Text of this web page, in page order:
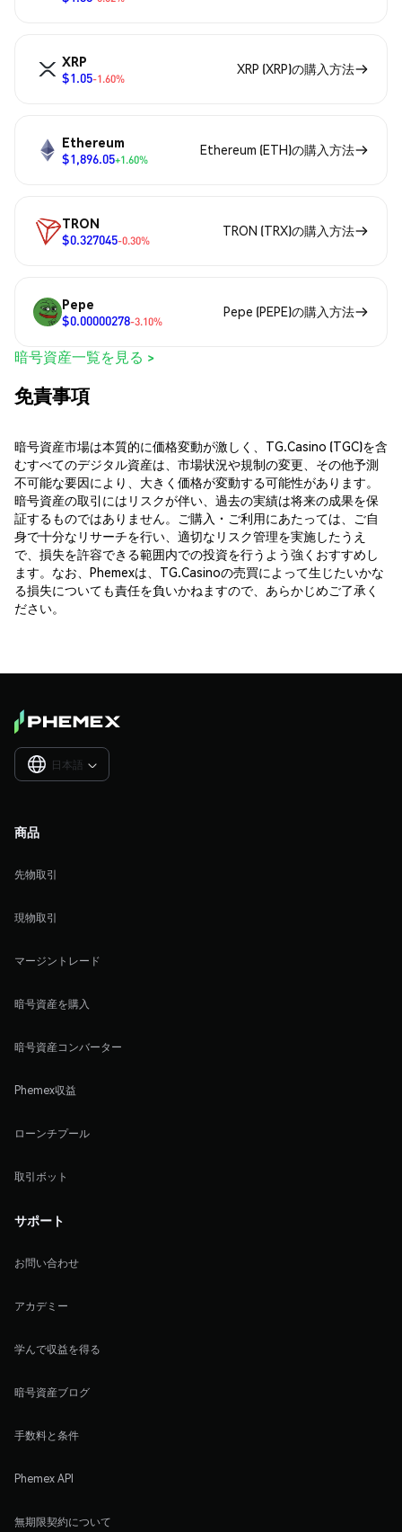
XRP
$1.05-1.60%
XRP (XRP)の購入方法
Ethereum
$1,896.05+1.60%
Ethereum (ETH)の購入方法
TRON
$0.327045-0.30%
TRON (TRX)の購入方法
Pepe
$0.00000278-3.10%
Pepe (PEPE)の購入方法
暗号資産一覧を見る >
免責事項
暗号資産市場は本質的に価格変動が激しく、TG.Casino (TGC)を含
むすべてのデジタル資産は、市場状況や規制の変更、その他予測
不可能な要因により、大きく価格が変動する可能性があります。
暗号資産の取引にはリスクが伴い、過去の実績は将来の成果を保
証するものではありません。ご購入・ご利用にあたっては、ご自
身で十分なリサーチを行い、適切なリスク管理を実施したうえ
で、損失を許容できる範囲内での投資を行うよう強くおすすめし
ます。なお、Phemexは、TG.Casinoの売買によって生じたいかな
る損失についても責任を負いかねますので、あらかじめご了承く
ださい。
日本語 
商品
先物取引
現物取引
マージントレード
暗号資産を購入
暗号資産コンバーター
Phemex収益
ローンチプール
取引ボット
サポート
お問い合わせ
アカデミー
学んで収益を得る
暗号資産ブログ
手数料と条件
Phemex API
無期限契約について